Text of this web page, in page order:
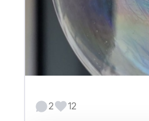
2 12